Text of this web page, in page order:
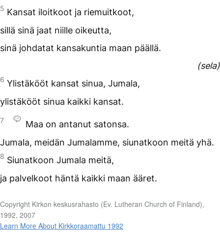
5 Kansat iloitkoot ja riemuitkoot,
sillä sinä jaat niille oikeutta,
sinä johdatat kansakuntia maan päällä.
(sela)
6 Ylistäkööt kansat sinua, Jumala,
ylistäkööt sinua kaikki kansat.
7
Maa on antanut satonsa.
Jumala, meidän Jumalamme, siunatkoon meitä yhä.
8 Siunatkoon Jumala meitä,
ja palvelkoot häntä kaikki maan ääret.
Copyright Kirkon keskusrahasto (Ev. Lutheran Church of Finland),
1992, 2007
Learn More About Kirkkoraamattu 1992